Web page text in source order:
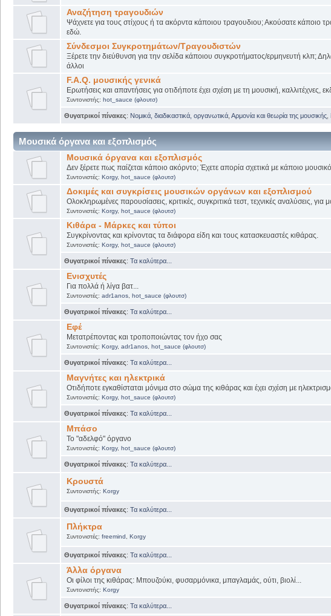
Αναζήτηση τραγουδιών
Ψάχνετε για τους στίχους ή τα ακόρντα κάποιου τραγουδιου; Ακούσατε κάποιο
εδώ.
Σύνδεσμοι Συγκροτημάτων/Τραγουδιστών
Ξέρετε την διεύθυνση για την σελίδα κάποιου συγκροτήματος/ερμηνευτή κλπ;
άλλοι
F.A.Q. μουσικής γενικά
Ερωτήσεις και απαντήσεις για οτιδήποτε έχει σχέση με τη μουσική, καλλιτέχνες,
Συντονιστής: hot_sauce (φλουτσ)
Θυγατρικοί πίνακες: Νομικά, διαδικαστικά, οργανωτικά Αρμονία και θεωρία της μουσικής
Μουσικά όργανα και εξοπλισμός
Μουσικά όργανα και εξοπλισμός
Δεν ξέρετε πως παίζεται κάποιο ακόρντο; Έχετε απορία σχετικά με κάποιο
Συντονιστές: Korgy, hot_sauce (φλουτσ)
Δοκιμές και συγκρίσεις μουσικών οργάνων και εξοπλισμού
Ολοκληρωμένες παρουσίασεις, κριτικές, συγκριτικά τεστ, τεχνικές αναλύσεις, για
Συντονιστές: Korgy, hot_sauce (φλουτσ)
Κιθάρα - Μάρκες και τύποι
Συγκρίνοντας και κρίνοντας τα διάφορα είδη και τους κατασκευαστές κιθάρας.
Συντονιστές: Korgy, hot_sauce (φλουτσ)
Θυγατρικοί πίνακες: Τα καλύτερα...
Ενισχυτές
Για πολλά ή λίγα βατ...
Συντονιστές: adr1anos, hot_sauce (φλουτσ)
Θυγατρικοί πίνακες: Τα καλύτερα...
Εφέ
Μετατρέποντας και τροποποιώντας τον ήχο σας
Συντονιστές: Korgy, adr1anos, hot_sauce (φλουτσ)
Θυγατρικοί πίνακες: Τα καλύτερα...
Μαγνήτες και ηλεκτρικά
Οτιδήποτε εγκαθίσταται μόνιμα στο σώμα της κιθάρας και έχει σχέση με
Συντονιστές: Korgy, hot_sauce (φλουτσ)
Θυγατρικοί πίνακες: Τα καλύτερα...
Μπάσο
Το "αδελφό" όργανο
Συντονιστές: Korgy, hot_sauce (φλουτσ)
Θυγατρικοί πίνακες: Τα καλύτερα...
Κρουστά
Συντονιστής: Korgy
Θυγατρικοί πίνακες: Τα καλύτερα...
Πλήκτρα
Συντονιστές: freemind Korgy
Θυγατρικοί πίνακες: Τα καλύτερα...
Άλλα όργανα
Οι φίλοι της κιθάρας: Μπουζούκι, φυσαρμόνικα, μπαγλαμάς, ούτι, βιολί...
Συντονιστής: Korgy
Θυγατρικοί πίνακες: Τα καλύτερα...